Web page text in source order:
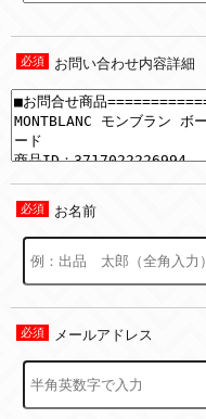
お問い合わせ内容詳細
お名前
メールアドレス